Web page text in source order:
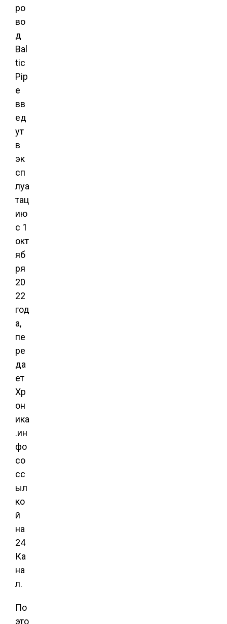
ро
во
д
Bal
tic
Pip
e
вв
ед
ут
в
эк
сп
луа
тац
ию
с 1
окт
яб
ря
20
22
год
а,
пе
ре
да
ет
Хр
он
ика
.ин
фо
со
сс
ыл
ко
й
на
24
Ка
на
л.
По
это